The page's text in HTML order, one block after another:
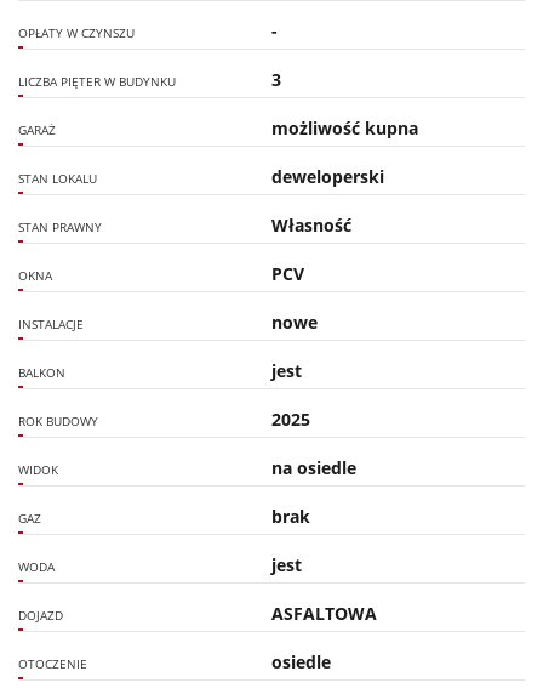
OPŁATY W CZYNSZU -
LICZBA PIĘTER W BUDYNKU 3
GARAŻ możliwość kupna
STAN LOKALU deweloperski
STAN PRAWNY Własność
OKNA PCV
INSTALACJE nowe
BALKON jest
ROK BUDOWY 2025
WIDOK na osiedle
GAZ brak
WODA jest
DOJAZD ASFALTOWA
OTOCZENIE osiedle